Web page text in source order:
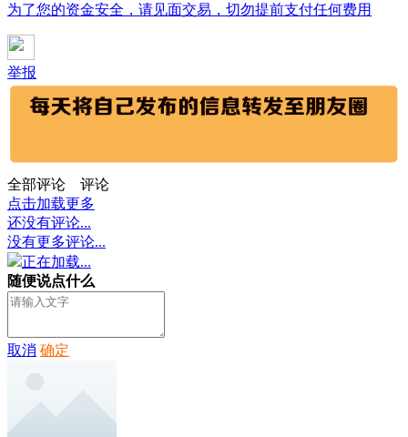
为了您的资金安全，请见面交易，切勿提前支付任何费用
举报
全部评论
评论
点击加载更多
还没有评论...
没有更多评论...
正在加载...
随便说点什么
取消 确定